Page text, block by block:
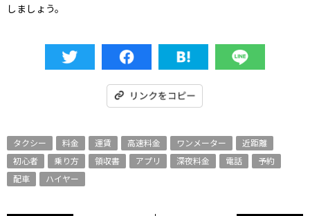
しましょう。
タクシー 料金 運賃 高速料金 ワンメーター
近距離
初心者
乗り方 領収書 アプリ 深夜料金 電話
予約
配車
ハイヤー